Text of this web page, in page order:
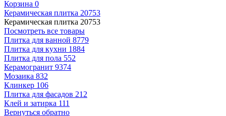
Корзина 0
Керамическая плитка 20753
Керамическая плитка 20753
Посмотреть все товары
Плитка для ванной 8779
Плитка для кухни 1884
Плитка для пола 552
Керамогранит 9374
Мозаика 832
Клинкер 106
Плитка для фасадов 212
Клей и затирка 111
Вернуться обратно